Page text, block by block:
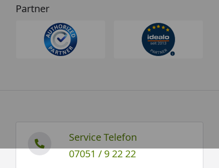
Partner
Service Telefon
07051 / 9 22 22